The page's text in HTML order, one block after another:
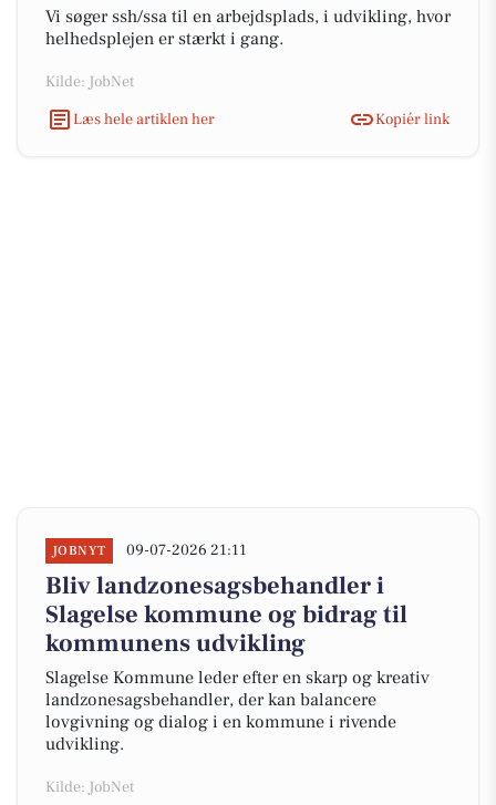
Vi søger ssh/ssa til en arbejdsplads, i udvikling, hvor
helhedsplejen er stærkt i gang.
Kilde: JobNet
Læs hele artiklen her
Kopiér link
JOBNYT 09-07-2026 21:11
Bliv landzonesagsbehandler i
Slagelse kommune og bidrag til
kommunens udvikling
Slagelse Kommune leder efter en skarp og kreativ
landzonesagsbehandler, der kan balancere
lovgivning og dialog i en kommune i rivende
udvikling.
Kilde: JobNet